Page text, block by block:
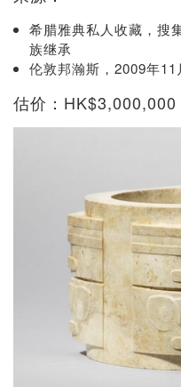
希腊雅典私人收藏，搜
族继承
伦敦邦瀚斯，2009年
估价：